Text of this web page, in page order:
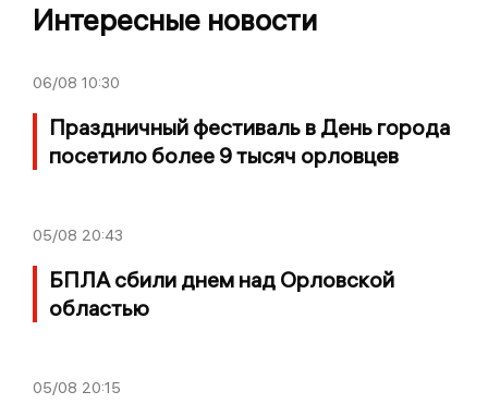
Интересные новости
06/08 10:30
Праздничный фестиваль в День города
посетило более 9 тысяч орловцев
05/08 20:43
БПЛА сбили днем над Орловской
областью
05/08 20:15